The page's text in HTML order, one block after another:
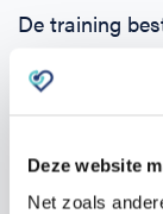
Deze website
Net zoals
De training
Zodra je je
theorie eigen